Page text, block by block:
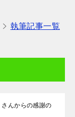
執筆記事一覧
んからの感謝の